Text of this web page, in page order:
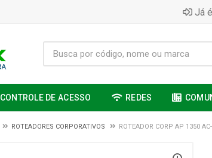
Já
CONTROLE DE ACESSO REDES
ROTEADORES CORPORATIVOS ROTEADOR CORP AP 1350